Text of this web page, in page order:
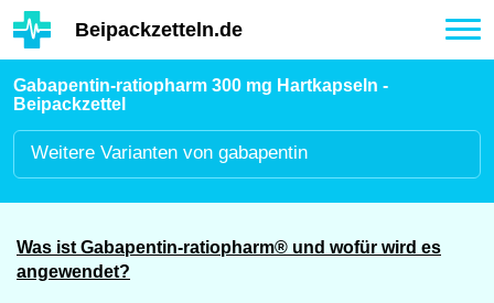
Hauptinhalt
Beipackzetteln.de
Gabapentin-ratiopharm 300 mg Hartkapseln -
Beipackzettel
Weitere Varianten von gabapentin
Was ist Gabapentin-ratiopharm® und wofür wird es
angewendet?